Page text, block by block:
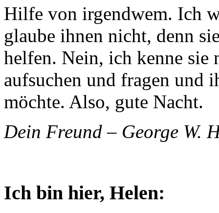
Hilfe von irgendwem. Ich
glaube ihnen nicht, denn
helfen. Nein, ich kenne
aufsuchen und fragen und
möchte. Also, gute Nacht.
Dein Freund – George W.
Ich bin hier, Helen: